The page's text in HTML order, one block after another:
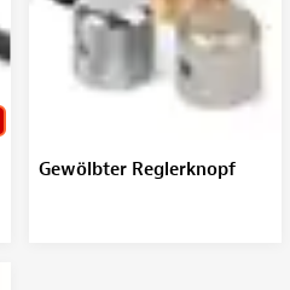
Gewölbter Reglerknopf